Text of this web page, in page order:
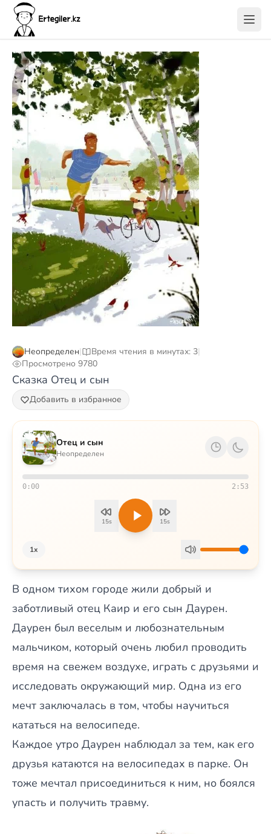
Неопределен| Время чтения в минутах: 3|
Просмотрено 9780
Сказка Отец и сын
Добавить в избранное
Отец и сын
Неопределен
0:00 2:53
15s 15s
1x
В одном тихом городе жили добрый и
заботливый отец Каир и его сын Даурен.
Даурен был веселым и любознательным
мальчиком, который очень любил проводить
время на свежем воздухе, играть с друзьями и
исследовать окружающий мир. Одна из его
мечт заключалась в том, чтобы научиться
кататься на велосипеде.
Каждое утро Даурен наблюдал за тем, как его
друзья катаются на велосипедах в парке. Он
тоже мечтал присоединиться к ним, но боялся
упасть и получить травму.